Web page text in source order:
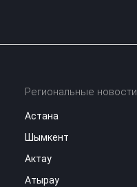
Региональные новости
Астана
Шымкент
Актау
Атырау